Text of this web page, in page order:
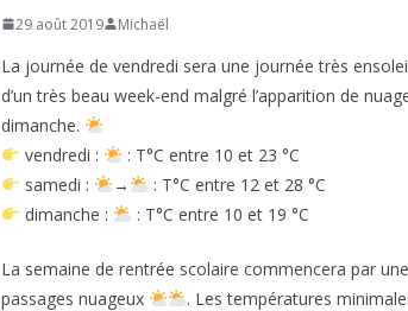
29 août 2019 Michaël
La journée de vendredi sera une journée très
d’un très beau week-end malgré l’apparition de
dimanche.
vendredi :
: T°C entre 10 et 23 °C
samedi :
→
: T°C entre 12 et 28 °C
dimanche :
: T°C entre 10 et 19 °C
La semaine de rentrée scolaire commencera par
passages nuageux
. Les températures